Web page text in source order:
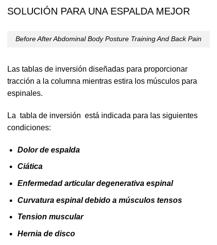
SOLUCIÓN PARA UNA ESPALDA MEJOR
Before After Abdominal Body Posture Training And Back Pain
Las tablas de inversión diseñadas para proporcionar
tracción a la columna mientras estira los músculos para
espinales.
La tabla de inversión está indicada para las siguientes
condiciones:
Dolor de espalda
Ciática
Enfermedad articular degenerativa espinal
Curvatura espinal debido a músculos tensos
Tension muscular
Hernia de disco